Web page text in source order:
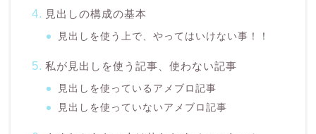
見出しの構成の基本
見出しを使う上で、やってはいけない事！！
私が見出しを使う記事、使わない記事
見出しを使っているアメブロ記事
見出しを使っていないアメブロ記事